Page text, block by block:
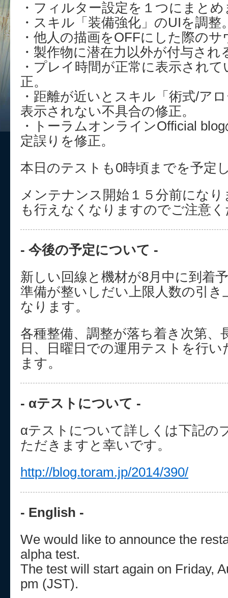
・フィルター設定を１つにまと
・スキル「装備強化」のUIを調整
・他人の描画をOFFにした際の
・製作物に潜在力以外が付与され
・プレイ時間が正常に表示され
正。
・距離が近いとスキル「術式/ア
表示されない不具合の修正。
・トーラムオンラインOfficial
定誤りを修正。
本日のテストも0時頃までを予定
メンテナンス開始１５分前にな
も行えなくなりますのでご注意
- 今後の予定について -
新しい回線と機材が8月中に到着
準備が整いしだい上限人数の引
なります。
各種整備、調整が落ち着き次第、
日、日曜日での運用テストを行
ます。
- αテストについて -
αテストについて詳しくは下記の
ただきますと幸いです。
http://blog.toram.jp/2014/390/
- English -
We would like to announce the
alpha test.
The test will start again on Friday,
pm (JST).